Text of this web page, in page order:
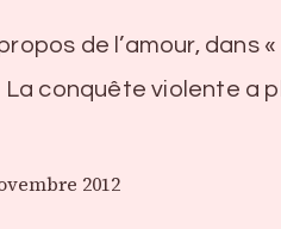
de l’amour, dans «
La conquête violente a
2012